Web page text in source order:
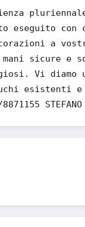
con
a
sicure e
Vi diamo
STEFANO